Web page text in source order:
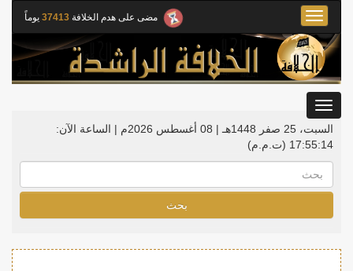
مضى على هدم الخلافة 37413 يوماً
Toggle
navigation
السبت، 25 صفر 1448هـ | 08 أغسطس 2026م |
الساعة الآن:
17:55:14 (ت.م.م)
بحث